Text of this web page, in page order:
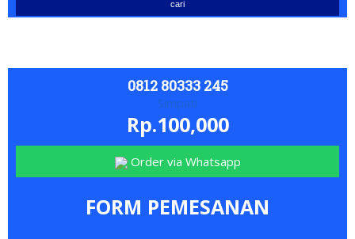
0812 80333 245
Simpati
Rp.100,000
Order via Whatsapp
FORM PEMESANAN